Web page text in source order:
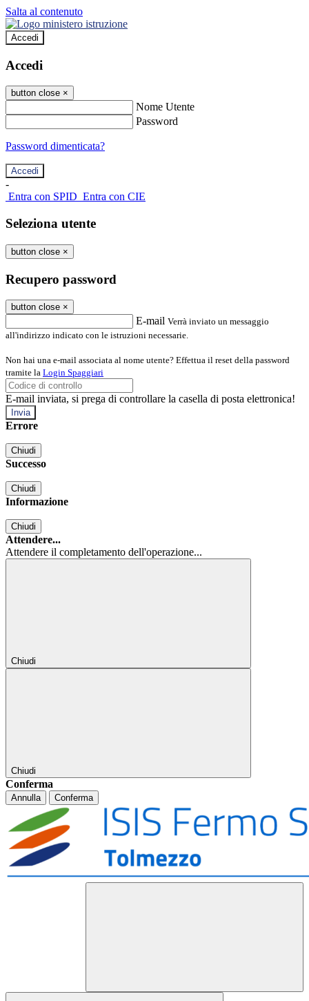
Salta al contenuto
Accedi
Accedi
button close ×
Nome Utente
Password
Password dimenticata?
-
Entra con SPID Entra con CIE
Seleziona utente
button close ×
Recupero password
button close ×
E-mail Verrà inviato un messaggio
all'indirizzo indicato con le istruzioni necessarie.
Non hai una e-mail associata al nome utente? Effettua il reset della password
tramite la Login Spaggiari
E-mail inviata, si prega di controllare la casella di posta elettronica!
Errore
Chiudi
Successo
Chiudi
Informazione
Chiudi
Attendere...
Attendere il completamento dell'operazione...
Chiudi
Chiudi
Conferma
Annulla Conferma